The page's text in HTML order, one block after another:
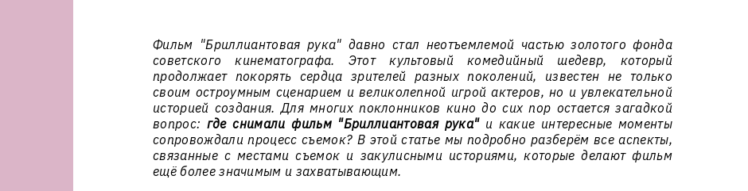
Фильм "Бриллиантовая рука" давно стал неотъемлемой частью золотого фонда
советского кинематографа. Этот культовый комедийный шедевр, который
продолжает покорять сердца зрителей разных поколений, известен не только
своим остроумным сценарием и великолепной игрой актеров, но и увлекательной
историей создания. Для многих поклонников кино до сих пор остается загадкой
вопрос: где снимали фильм "Бриллиантовая рука"и какие интересные моменты
сопровождали процесс съемок? В этой статье мы подробно разберём все аспекты,
связанные с местами съемок и закулисными историями, которые делают фильм
ещё более значимым и захватывающим.